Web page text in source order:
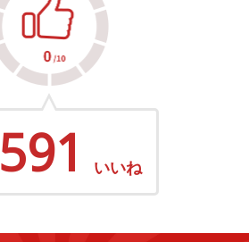
591 いいね